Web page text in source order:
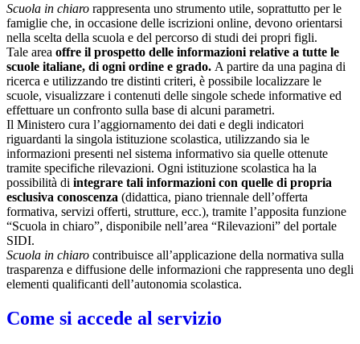
Scuola in chiaro rappresenta uno strumento utile, soprattutto per le
famiglie che, in occasione delle iscrizioni online, devono orientarsi
nella scelta della scuola e del percorso di studi dei propri figli.
Tale area offre il prospetto delle informazioni relative a tutte le
scuole italiane, di ogni ordine e grado. A partire da una pagina di
ricerca e utilizzando tre distinti criteri, è possibile localizzare le
scuole, visualizzare i contenuti delle singole schede informative ed
effettuare un confronto sulla base di alcuni parametri.
Il Ministero cura l’aggiornamento dei dati e degli indicatori
riguardanti la singola istituzione scolastica, utilizzando sia le
informazioni presenti nel sistema informativo sia quelle ottenute
tramite specifiche rilevazioni. Ogni istituzione scolastica ha la
possibilità di integrare tali informazioni con quelle di propria
esclusiva conoscenza (didattica, piano triennale dell’offerta
formativa, servizi offerti, strutture, ecc.), tramite l’apposita funzione
“Scuola in chiaro”, disponibile nell’area “Rilevazioni” del portale
SIDI.
Scuola in chiaro contribuisce all’applicazione della normativa sulla
trasparenza e diffusione delle informazioni che rappresenta uno degli
elementi qualificanti dell’autonomia scolastica.
Come si accede al servizio